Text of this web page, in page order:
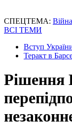
СПЕЦТЕМА:
ВСІ ТЕМИ
Вступ
Теракт в
Рішення